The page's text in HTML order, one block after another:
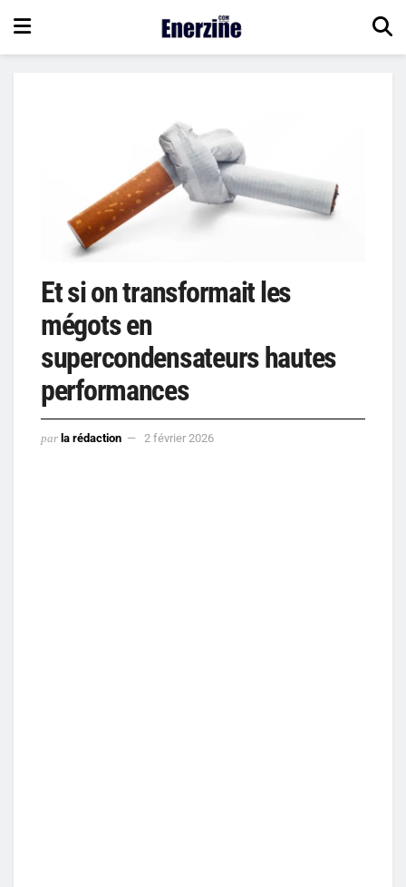
Et si on transformait les
mégots en
supercondensateurs hautes
performances
par la rédaction 2 février 2026